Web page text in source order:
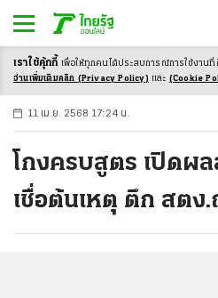
-ก ก ก+
11 เม.ย. 2568 17:24 น.
โกงครบสูตร เปิดผ
เชื่อต้นเหตุ ตึก สตง
เราใช้คุ้กกี้ เพื่อให้ทุกคนได้ประสบการณ์การใช้งาน
อ่านเพิ่มเติมคลิก (Privacy Policy) และ (Cookie